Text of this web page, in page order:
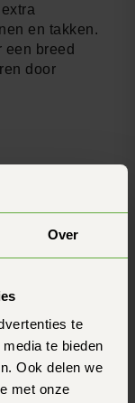
Over
te
te bieden
Ook delen we
met onze
en takken.
een breed
door
werken